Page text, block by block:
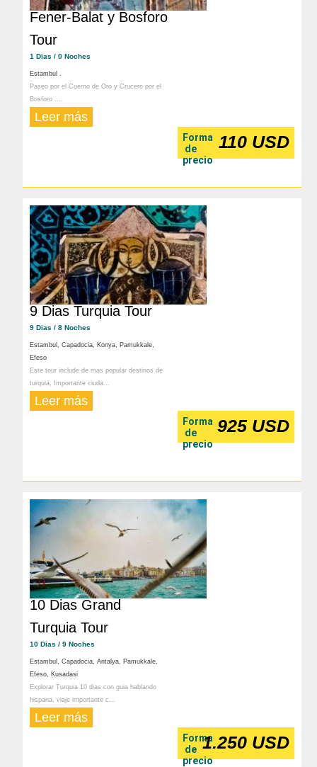
Fener-Balat y Bosforo
Tour
1 Dias / 0 Noches
Estambul .
Paseo por el Cuerno de Oro y Crucero por el
Bosforo ....
Leer más
Forma
de
precio
110 USD
9 Dias Turquia Tour
9 Dias / 8 Noches
Estambul, Capadocia, Konya, Pamukkale,
Efeso
Este tour include de mas popular destinos de
turquia, Importante ciuda...
Leer más
Forma
de
precio
925 USD
10 Dias Grand
Turquia Tour
10 Dias / 9 Noches
Estambul, Capadocia, Antalya, Pamukkale,
Efeso, Kusadasi
Explorar Turquia 10 dias con guia hablando
hispana, viaje importante c...
Leer más
Forma
de
precio
1.250 USD